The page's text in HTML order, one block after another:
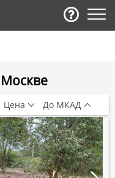
Цена До МКАД